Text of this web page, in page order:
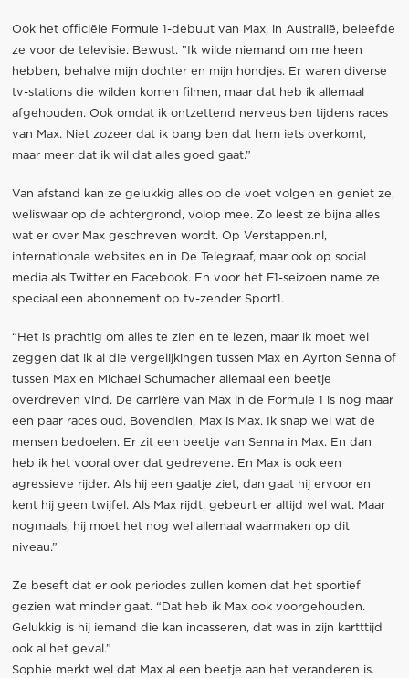
Ook het officiële Formule 1-debuut van Max, in Australië, beleefde
ze voor de televisie. Bewust. ”Ik wilde niemand om me heen
hebben, behalve mijn dochter en mijn hondjes. Er waren diverse
tv-stations die wilden komen filmen, maar dat heb ik allemaal
afgehouden. Ook omdat ik ontzettend nerveus ben tijdens races
van Max. Niet zozeer dat ik bang ben dat hem iets overkomt,
maar meer dat ik wil dat alles goed gaat.”
Van afstand kan ze gelukkig alles op de voet volgen en geniet ze,
weliswaar op de achtergrond, volop mee. Zo leest ze bijna alles
wat er over Max geschreven wordt. Op Verstappen.nl,
internationale websites en in De Telegraaf, maar ook op social
media als Twitter en Facebook. En voor het F1-seizoen name ze
speciaal een abonnement op tv-zender Sport1.
“Het is prachtig om alles te zien en te lezen, maar ik moet wel
zeggen dat ik al die vergelijkingen tussen Max en Ayrton Senna of
tussen Max en Michael Schumacher allemaal een beetje
overdreven vind. De carrière van Max in de Formule 1 is nog maar
een paar races oud. Bovendien, Max is Max. Ik snap wel wat de
mensen bedoelen. Er zit een beetje van Senna in Max. En dan
heb ik het vooral over dat gedrevene. En Max is ook een
agressieve rijder. Als hij een gaatje ziet, dan gaat hij ervoor en
kent hij geen twijfel. Als Max rijdt, gebeurt er altijd wel wat. Maar
nogmaals, hij moet het nog wel allemaal waarmaken op dit
niveau.”
Ze beseft dat er ook periodes zullen komen dat het sportief
gezien wat minder gaat. “Dat heb ik Max ook voorgehouden.
Gelukkig is hij iemand die kan incasseren, dat was in zijn kartttijd
ook al het geval.”
Sophie merkt wel dat Max al een beetje aan het veranderen is.